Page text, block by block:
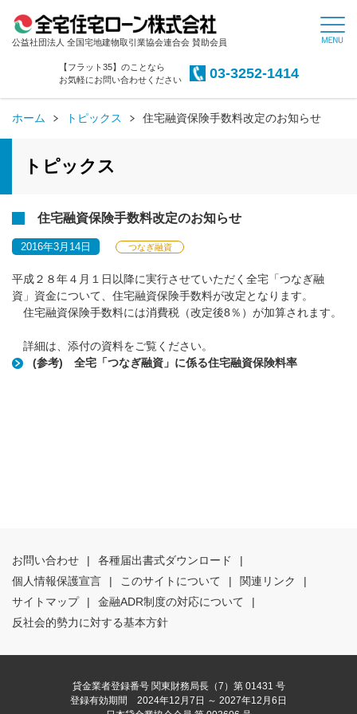
公益社団法人 全国宅地建物取引業協会連合会 賛助会員
【フラット35】のことなら
お気軽にお問い合わせください
03-3252-1414
ホーム トピックス 住宅融資保険手数料改定のお知らせ
トピックス
住宅融資保険手数料改定のお知らせ
2016年3月14日 つなぎ融資
平成２８年４月１日以降に実行させていただく全宅「つなぎ融
資」資金について、住宅融資保険手数料が改定となります。
住宅融資保険手数料には消費税（改定後8％）が加算されます。
詳細は、添付の資料をご覧ください。
(参考) 全宅「つなぎ融資」に係る住宅融資保険料率
お問い合わせ | 各種届出書式ダウンロード
|
個人情報保護宣言
| このサイトについて | 関連リンク
|
サイトマップ
| 金融ADR制度の対応について
|
反社会的勢力に対する基本方針
貸金業者登録番号 関東財務局長（7）第 01431 号
登録有効期間 2024年12月7日 ～ 2027年12月6日